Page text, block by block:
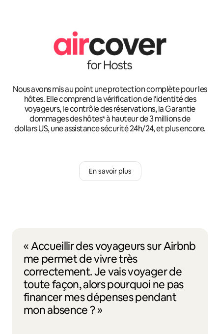
Nous avons mis au point une protection complète pour les
hôtes. Elle comprend la vérification de l'identité des
voyageurs, le contrôle des réservations, la Garantie
dommages des hôtes* à hauteur de 3 millions de
dollars US, une assistance sécurité 24h/24, et plus encore.
En savoir plus
« Accueillir des voyageurs sur Airbnb
me permet de vivre très
correctement. Je vais voyager de
toute façon, alors pourquoi ne pas
financer mes dépenses pendant
mon absence ? »